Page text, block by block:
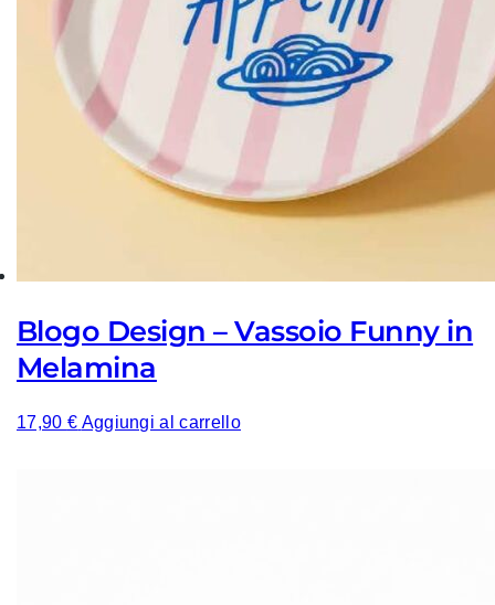
Blogo Design – Vassoio Funny in
Melamina
17,90 € Aggiungi al carrello